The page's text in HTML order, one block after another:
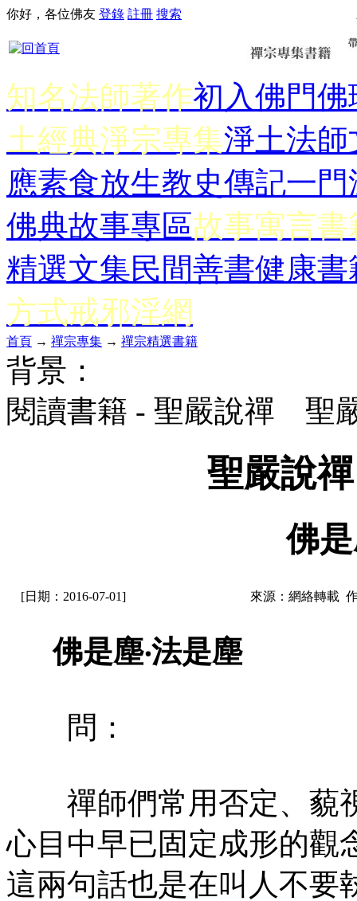
你好，各位佛友 登錄 註冊 搜索
知名法師著作初入佛門佛
土經典淨宗專集淨土法師
應素食放生教史傳記一門
佛典故事專區故事寓言書
精選文集民間善書健康書
方式戒邪淫網
首頁 → 禪宗專集 → 禪宗精選書籍
背景：
閱讀書籍 - 聖嚴說禪 聖
聖嚴說
佛
[日期：2016-07-01] 來源：網絡轉載
佛是塵‧法是塵
問：
禪師們常用否定、藐
心目中早已固定成形的觀
這兩句話也是在叫人不要